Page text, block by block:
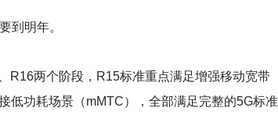
到明年。
R16两个阶段，R15标准重点满足增强移动宽带
低功耗场景（mMTC），全部满足完整的5G标准